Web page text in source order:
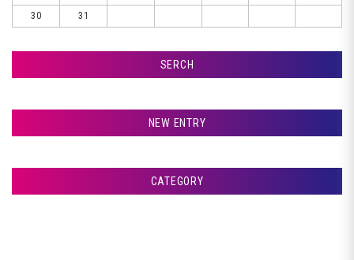
30
31
SERCH
NEW ENTRY
札幌市Ｔ様ランクル、コーティングです♪
CATEGORY